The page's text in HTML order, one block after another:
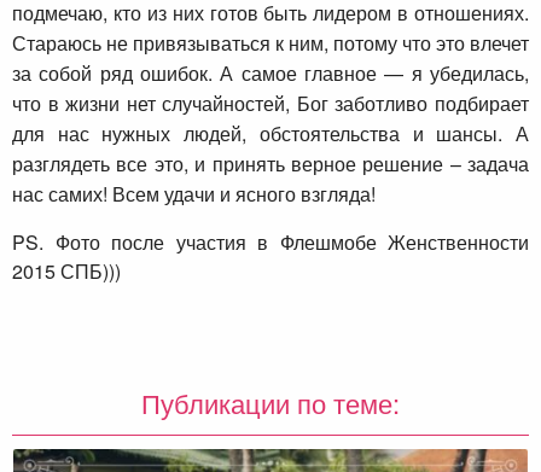
подмечаю, кто из них готов быть лидером в отношениях.
Стараюсь не привязываться к ним, потому что это влечет
за собой ряд ошибок. А самое главное — я убедилась,
что в жизни нет случайностей, Бог заботливо подбирает
для нас нужных людей, обстоятельства и шансы. А
разглядеть все это, и принять верное решение – задача
нас самих! Всем удачи и ясного взгляда!
PS. Фото после участия в Флешмобе Женственности
2015 СПБ)))
Публикации по теме: